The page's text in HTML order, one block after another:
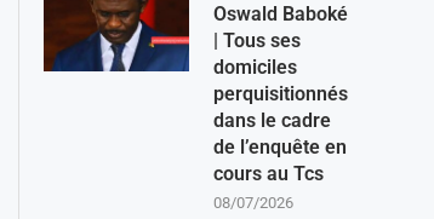
Oswald Baboké
| Tous ses
domiciles
perquisitionnés
dans le cadre
de l’enquête en
cours au Tcs
08/07/2026